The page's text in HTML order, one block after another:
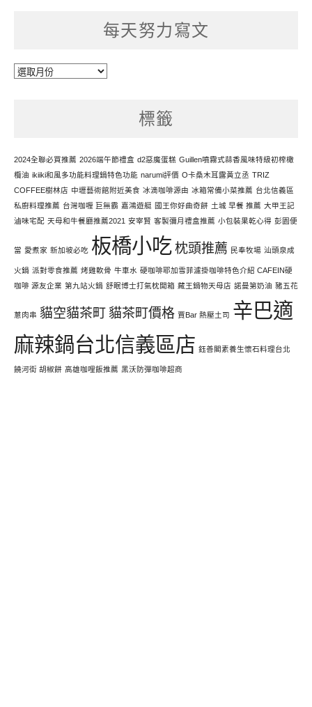
每天努力寫文
每
標籤
2024全聯必買推薦 2026端午節禮盒 d2惡魔蛋糕 Guillen噴霧式蒜香風味特級初榨橄
欖油 ikiiki和風多功能料理鍋特色功能 narumi評價 O卡桑木耳露黃立丞 TRIZ
COFFEE樹林店 中壢藝術館附近美食 冰滴咖啡源由 冰箱常備小菜推薦 台北信義區
私廚料理推薦 台灣咖喱 巨無霸 嘉鴻遊艇 國王你好曲奇餅 土城 早餐 推薦 大甲王記
滷味宅配 天母和牛餐廳推薦2021 安宰賢 客製彌月禮盒推薦 小包裝果乾心得 彭園便
當 愛煮家 新加坡必吃 板橋小吃枕頭推薦 民奉牧場 汕頭泉成
火鍋 派對零食推薦 烤雞軟骨 牛車水 硬咖啡耶加雪菲濾掛咖啡特色介紹 CAFEIN硬
咖啡 源友企業 第九站火鍋 舒眠博士打氣枕開箱 藏王鍋物天母店 諾曼第奶油 豬五花
蔥肉串 貓空貓茶町貓茶町價格 賈Bar 熱壓土司 辛巴適
麻辣鍋台北信義區店 鈺善閣素養生懷石料理台北
饒河街 胡椒餅 高雄咖哩飯推薦 黑沃防彈咖啡超商